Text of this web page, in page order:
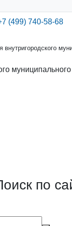
(499) 740-58-68
по